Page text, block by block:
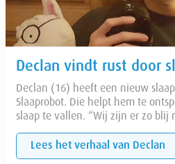
Declan vindt rust door
Declan (16) heeft een nieuw
Slaaprobot. Die helpt hem te
slaap te vallen. “Wij zijn er zo blij
Lees het verhaal van Declan